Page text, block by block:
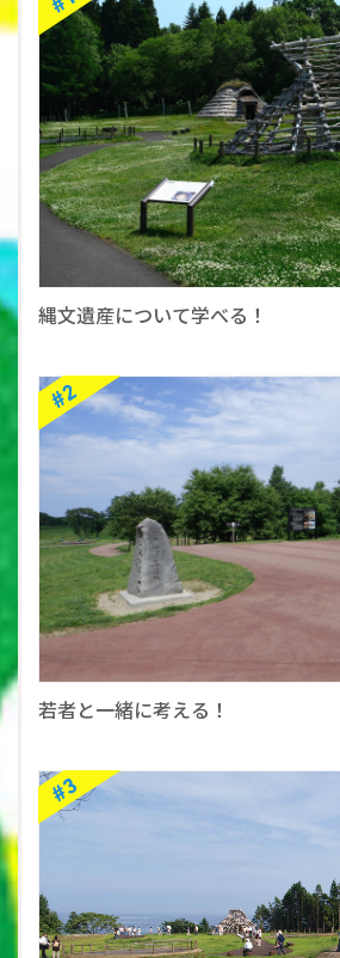
縄文遺産について学べる！
若者と一緒に考える！